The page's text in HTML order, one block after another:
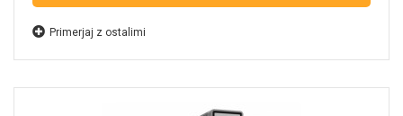
Primerjaj z ostalimi